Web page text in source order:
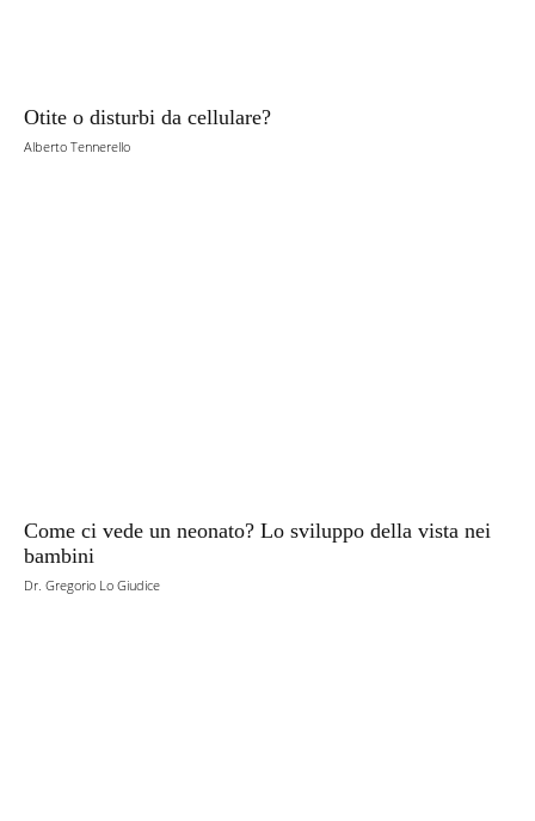
Otite o disturbi da cellulare?
Alberto Tennerello
Come ci vede un neonato? Lo sviluppo della vista nei
bambini
Dr. Gregorio Lo Giudice